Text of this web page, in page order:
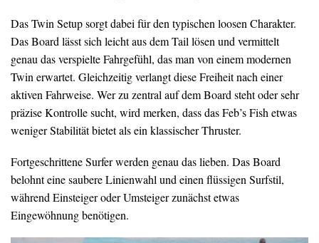
Das Twin Setup sorgt dabei für den typischen loosen Charakter.
Das Board lässt sich leicht aus dem Tail lösen und vermittelt
genau das verspielte Fahrgefühl, das man von einem modernen
Twin erwartet. Gleichzeitig verlangt diese Freiheit nach einer
aktiven Fahrweise. Wer zu zentral auf dem Board steht oder sehr
präzise Kontrolle sucht, wird merken, dass das Feb’s Fish etwas
weniger Stabilität bietet als ein klassischer Thruster.
Fortgeschrittene Surfer werden genau das lieben. Das Board
belohnt eine saubere Linienwahl und einen flüssigen Surfstil,
während Einsteiger oder Umsteiger zunächst etwas
Eingewöhnung benötigen.